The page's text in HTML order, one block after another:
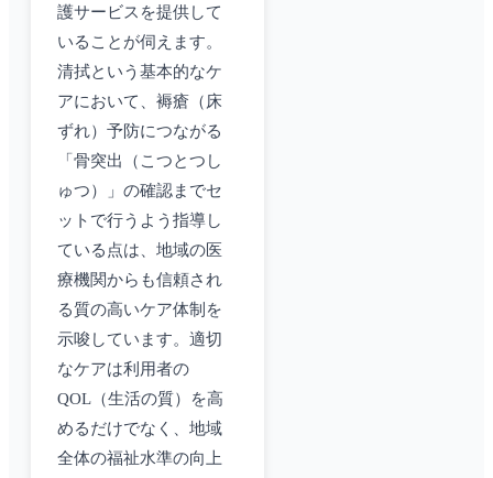
護サービスを提供して
いることが伺えます。
清拭という基本的なケ
アにおいて、褥瘡（床
ずれ）予防につながる
「骨突出（こつとつし
ゅつ）」の確認までセ
ットで行うよう指導し
ている点は、地域の医
療機関からも信頼され
る質の高いケア体制を
示唆しています。適切
なケアは利用者の
QOL（生活の質）を高
めるだけでなく、地域
全体の福祉水準の向上